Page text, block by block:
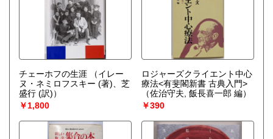
チェーホフの生涯
（イレー
ヌ・ネミロフスキー (著)、芝
盛行 (訳)）
￥1,800
ロジャーズクライエント中心
療法<有斐閣新書 古典入門>
（佐治守夫, 飯長喜一郎 編）
￥390